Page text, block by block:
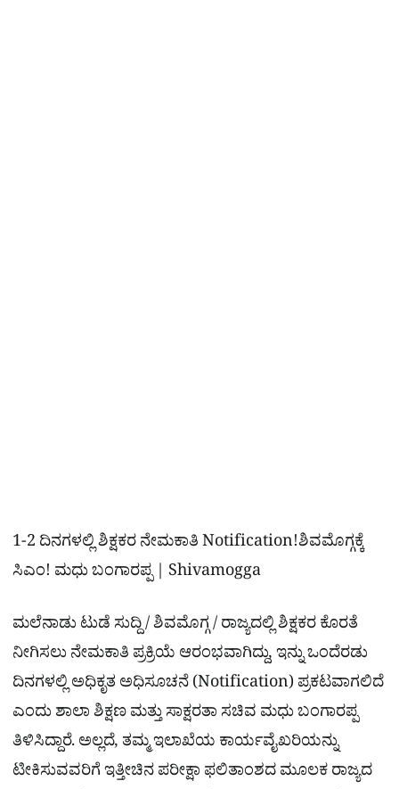
1-2 ದಿನಗಳಲ್ಲಿ ಶಿಕ್ಷಕರ ನೇಮಕಾತಿ Notification!ಶಿವಮೊಗ್ಗಕ್ಕೆ
ಸಿಎಂ! ಮಧು ಬಂಗಾರಪ್ಪ | Shivamogga
ಮಲೆನಾಡು ಟುಡೆ ಸುದ್ದಿ / ಶಿವಮೊಗ್ಗ / ರಾಜ್ಯದಲ್ಲಿ ಶಿಕ್ಷಕರ ಕೊರತೆ
ನೀಗಿಸಲು ನೇಮಕಾತಿ ಪ್ರಕ್ರಿಯೆ ಆರಂಭವಾಗಿದ್ದು, ಇನ್ನು ಒಂದೆರಡು
ದಿನಗಳಲ್ಲಿ ಅಧಿಕೃತ ಅಧಿಸೂಚನೆ (Notification) ಪ್ರಕಟವಾಗಲಿದೆ
ಎಂದು ಶಾಲಾ ಶಿಕ್ಷಣ ಮತ್ತು ಸಾಕ್ಷರತಾ ಸಚಿವ ಮಧು ಬಂಗಾರಪ್ಪ
ತಿಳಿಸಿದ್ದಾರೆ. ಅಲ್ಲದೆ, ತಮ್ಮ ಇಲಾಖೆಯ ಕಾರ್ಯವೈಖರಿಯನ್ನು
ಟೀಕಿಸುವವರಿಗೆ ಇತ್ತೀಚಿನ ಪರೀಕ್ಷಾ ಫಲಿತಾಂಶದ ಮೂಲಕ ರಾಜ್ಯದ